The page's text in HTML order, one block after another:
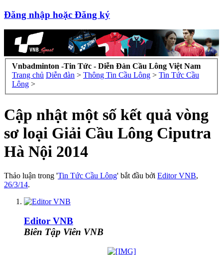
Đăng nhập hoặc Đăng ký
Vnbadminton -Tin Tức - Diễn Đàn Cầu Lông Việt Nam
Trang chủ Diễn đàn > Thông Tin Cầu Lông > Tin Tức Cầu
Lông >
Cập nhật một số kết quả vòng
sơ loại Giải Cầu Lông Ciputra
Hà Nội 2014
Thảo luận trong 'Tin Tức Cầu Lông' bắt đầu bởi Editor VNB,
26/3/14.
Editor VNB
Biên Tập Viên VNB